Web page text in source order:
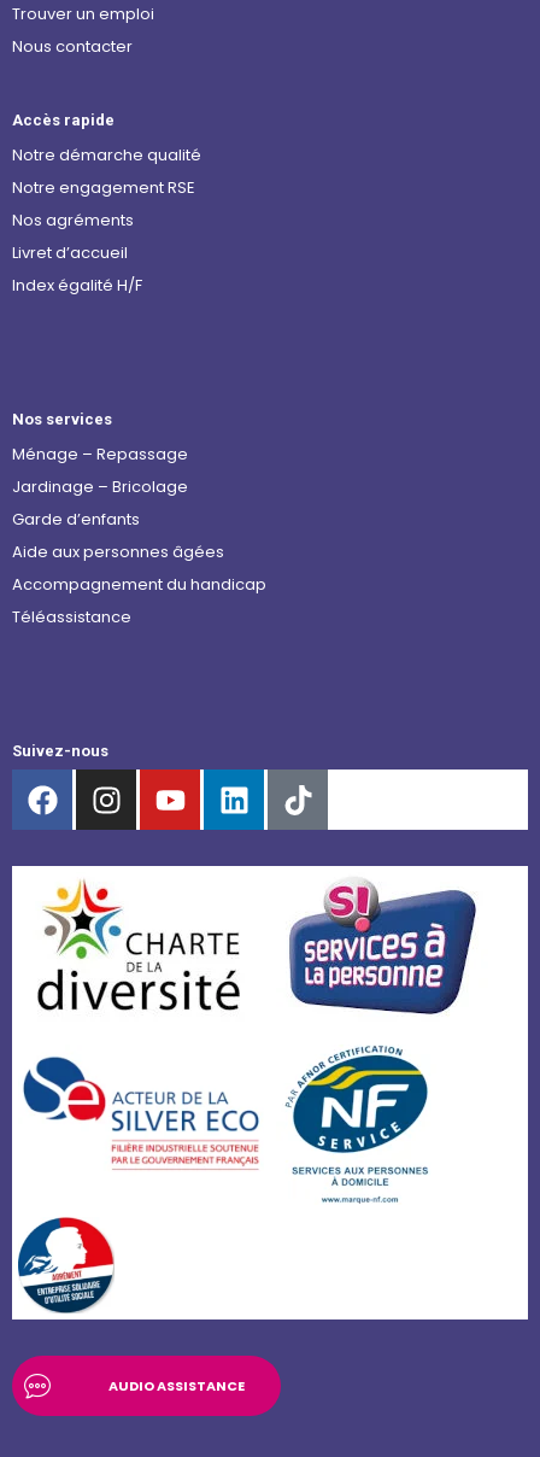
Trouver un emploi
Nous contacter
Accès rapide
Notre démarche qualité
Notre engagement RSE
Nos agréments
Livret d’accueil
Index égalité H/F
Nos services
Ménage – Repassage
Jardinage – Bricolage
Garde d’enfants
Aide aux personnes âgées
Accompagnement du handicap
Téléassistance
Suivez-nous
AUDIO ASSISTANCE